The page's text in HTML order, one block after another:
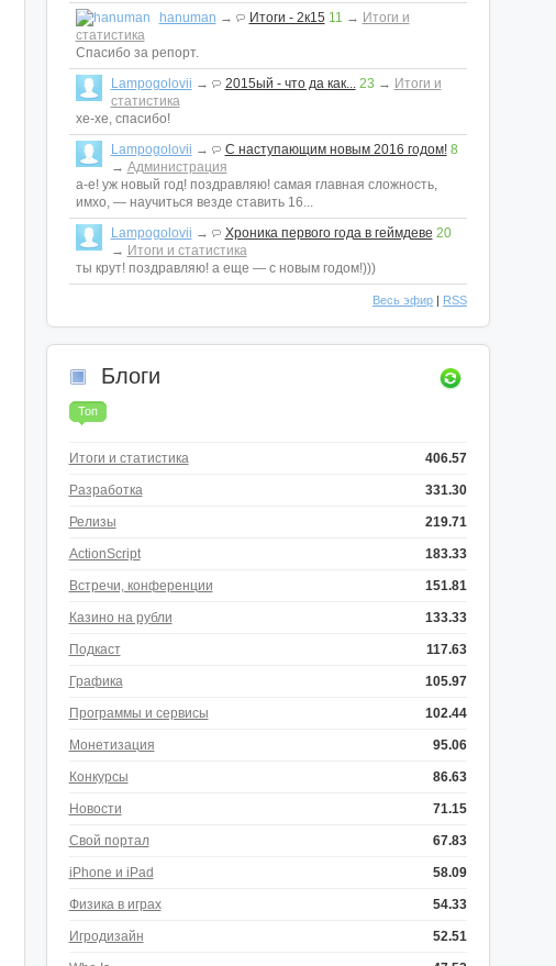
hanuman → Итоги - 2к15 11 → Итоги и
статистика
Спасибо за репорт.
Lampogolovii → 2015ый - что да как... 23 → Итоги и
статистика
хе-хе, спасибо!
Lampogolovii → С наступающим новым 2016 годом! 8
→ Администрация
а-е! уж новый год! поздравляю! самая главная сложность,
имхо, — научиться везде ставить 16...
Lampogolovii → Хроника первого года в геймдеве 20
→ Итоги и статистика
ты крут! поздравляю! а еще — с новым годом!)))
Весь эфир| RSS
Блоги
Топ
Итоги и статистика 406.57
Разработка 331.30
Релизы 219.71
ActionScript 183.33
Встречи, конференции 151.81
Казино на рубли 133.33
Подкаст 117.63
Графика 105.97
Программы и сервисы 102.44
Монетизация 95.06
Конкурсы 86.63
Новости 71.15
Свой портал 67.83
iPhone и iPad 58.09
Физика в играх 54.33
Игродизайн 52.51